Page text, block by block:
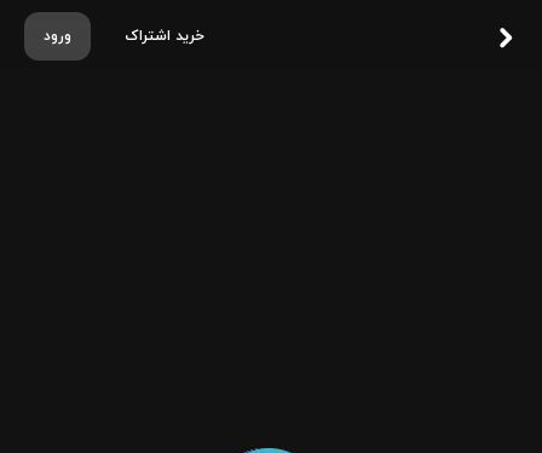
ورود خرید اشتراک